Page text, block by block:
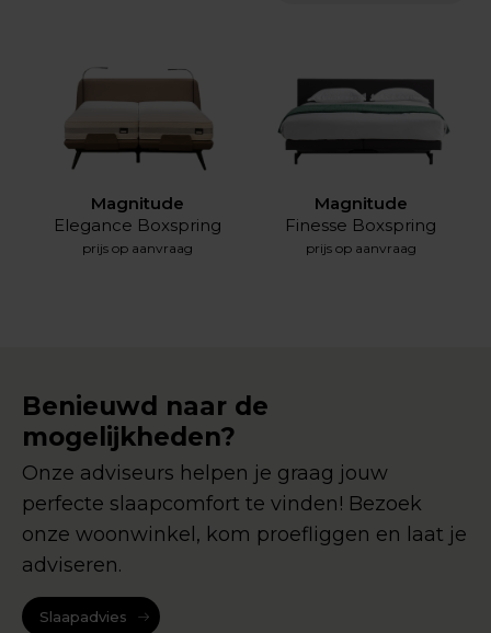
Magnitude
Elegance Boxspring
prijs op aanvraag
Magnitude
Finesse Boxspring
prijs op aanvraag
Benieuwd naar de
mogelijkheden?
Onze adviseurs helpen je graag jouw
perfecte slaapcomfort te vinden! Bezoek
onze woonwinkel, kom proefliggen en laat je
adviseren.
Slaapadvies